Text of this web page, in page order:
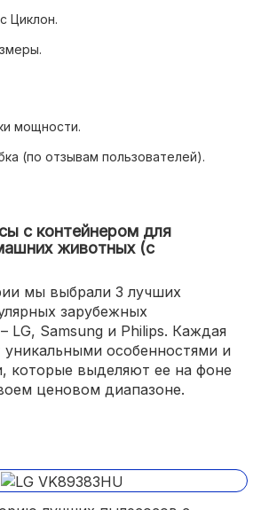
Циклон.
мощности.
(по отзывам пользователей).
с контейнером для
животных (с
мы выбрали 3 лучших
зарубежных
LG, Samsung и Philips. Каждая
уникальными особенностями и
которые выделяют ее на фоне
ценовом диапазоне.